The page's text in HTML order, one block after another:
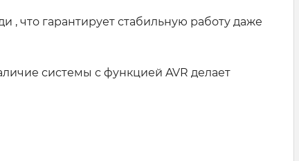
, что гарантирует стабильную работу даже
системы с функцией AVR делает